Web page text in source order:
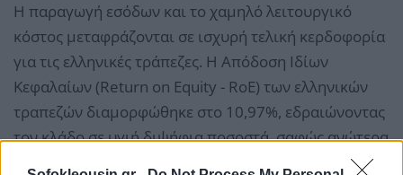
Η παραγωγή εσόδων και το χαμηλό λειτουργικό
κόστος μεταφράζονται σε ισχυρή τελική κερδοφορία
για τις ελληνικές τράπεζες. Η Απόδοση Ιδίων
Κεφαλαίων (Return on Equity - RoE) των ελληνικών
τραπεζών διαμορφώθηκε στο 10,97%, εδραιώνοντας
τον κλάδο σε υγιή διψήφια ποσοστά, σαφώς ανώτερα